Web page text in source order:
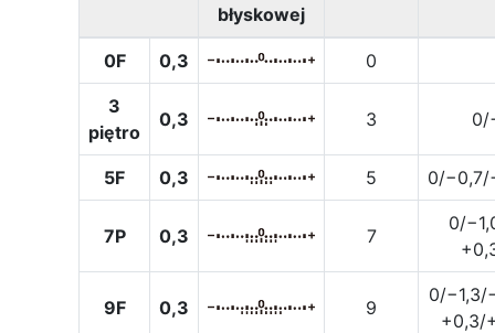
błyskowej
0F 0,3 0
3
piętro
0,3 3 0/
5F 0,3 5 0/−0,7/
7P 0,3 7
0/
9F 0,3 9
0/−1,3/
+0,3/